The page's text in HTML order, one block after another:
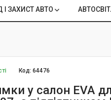
ЗАХИСТ АВТО
Код:64476
у салон EVA